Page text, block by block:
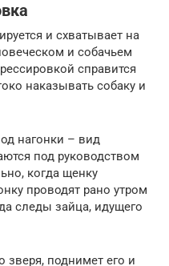
и схватывает на
и собачьем
справится
наказывать собаку и
нагонки – вид
под руководством
когда щенку
проводят рано утром
следы зайца, идущего
зверя, поднимет его и